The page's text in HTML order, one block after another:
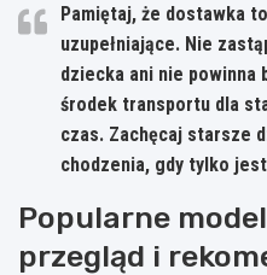
Pamiętaj, że dostawka
uzupełniające. Nie
dziecka ani nie powinna
środek transportu dla
czas. Zachęcaj starsze
chodzenia, gdy tylko
Popularne
przegląd i